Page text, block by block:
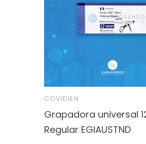
COVIDIEN
Grapadora universal
Regular EGIAUSTND